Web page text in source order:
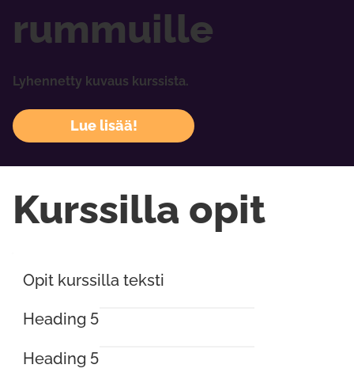
rummuille
Lyhennetty kuvaus kurssista.
Lue lisää!
Kurssilla opit
Opit kurssilla teksti
Heading 5
Heading 5